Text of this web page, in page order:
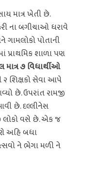
માત્ર ખેતી છે.
ના બગીચાઓ ધરાવે
ગામલોકો પોતાની
પ્રાથમિક શાળા પણ
માત્ર ૭ વિધાર્થીઓ
શિક્ષકો સેવા આપે
છે. ઉપરાંત રામજી
છે. દલ્લીનેસ
લોકો વસે છે. એક જ
અહિ બધા
ને ભેગા મળી ને